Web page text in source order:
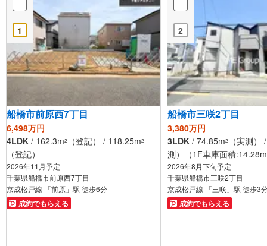
1
船橋市前原西7丁目
6,498万円
4LDK / 162.3m2 （登記） / 118.25m2
（登記）
2026年11月予定
千葉県船橋市前原西7丁目
京成松戸線 「前原」駅 徒歩6分
成約でもらえる
2
船橋市三咲2丁目
3,380万円
3LDK / 74.85m2
（実測
測）（1F車庫面積:14.28m
2026年8月下旬予定
千葉県船橋市三咲2丁目
京成松戸線 「三咲」駅 徒歩3
成約でもらえる